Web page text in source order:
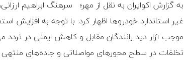
به گزارش اکوایران به نقل از مهر؛ سرهنگ ابراهیم
غیر استاندارد خودروها اظهار کرد: با توجه به افزایش
موجب آزار دید رانندگان مقابل و کاهش ایمنی در تردد
تخلفات در سطح محورهای مواصلاتی و جاده‌های